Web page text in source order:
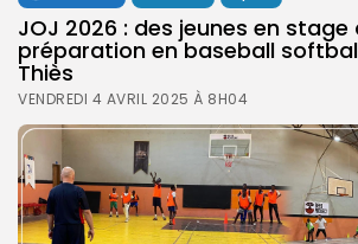
JOJ 2026 : des jeunes en stage
préparation en baseball softball
Thiès
VENDREDI 4 AVRIL 2025 À 8H04